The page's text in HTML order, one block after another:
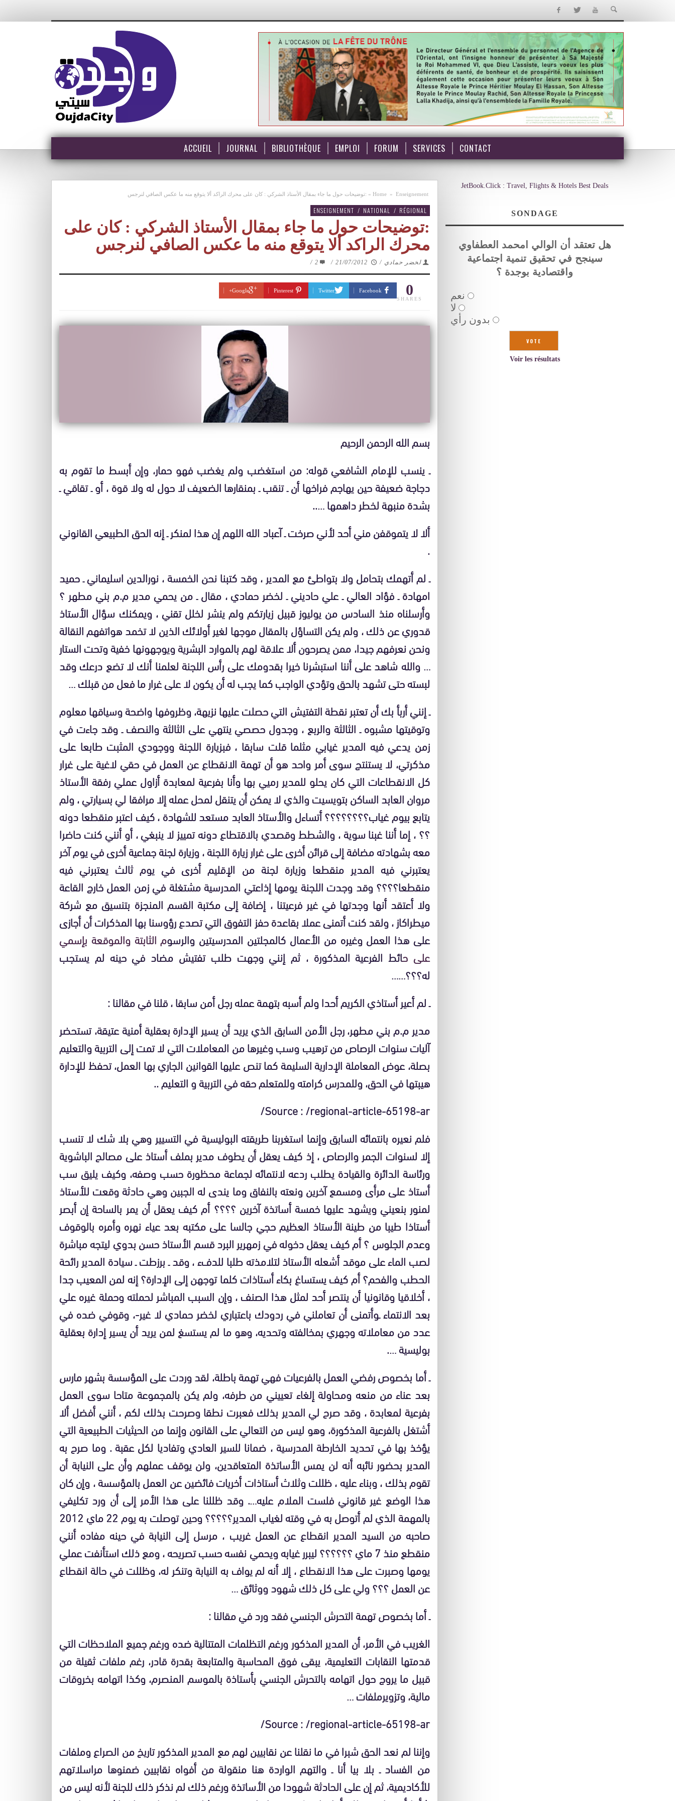
ACCUEIL JOURNAL BIBLIOTHÈQUE EMPLOI FORUM SERVICES CONTACT
Home » Enseignement
» :توضيحات حول ما جاء بمقال الأستاذ الشركي : كان على محرك الراكد ألا يتوقع منه ما عكس الصافي لنرجس
ENSEIGNEMENT / NATIONAL / RÉGIONAL
:توضيحات حول ما جاء بمقال الأستاذ الشركي : كان على
محرك الراكد ألا يتوقع منه ما عكس الصافي لنرجس
لخضر حمادي /
21/07/2012
/
2
/
0
SHARES
Facebook
Twitter
Pinterest
Google+
بسم الله الرحمن الرحيم
ـ ينسب للإمام الشافعي قوله: من استغضب ولم يغضب فهو حمار، وإن أبسط ما تقوم به
دجاجة ضعيفة حين يهاجم فراخها أن ـ تنقب ـ بمنقارها الضعيف لا حول له ولا قوة ، أو ـ تقاقي ـ
بشدة منبهة لخطر داهمها …..
ألا لا يتموقفن مني أحد لأني صرخت ـ آعباد الله اللهم إن هذا لمنكر ـ إنه الحق الطبيعي القانوني
.
ـ لم أتهمك بتحامل ولا بتواطئ مع المدير ، وقد كتبنا نحن الخمسة ، نورالدين اسليماني ـ حميد
امهادة ـ فؤاد العالي ـ علي حاديني ـ لخضر حمادي ، مقال ـ من يحمي مدير م.م بني مطهر ؟
وأرسلناه منذ السادس من يوليوز قبيل زيارتكم ولم ينشر لخلل تقني ، ويمكنك سؤال الأستاذ
قدوري عن ذلك ، ولم يكن التساؤل بالمقال موجها لغير أولائك الذين لا تخمد هواتفهم النقالة
ونحن نعرفهم جيدا، ممن يصرحون ألا علاقة لهم بالموارد البشرية ويوجهونها خفية وتحت الستار
… والله شاهد على أننا استبشرنا خيرا بقدومك على رأس اللجنة لعلمنا أنك لا تضع درعك وقد
لبسته حتى تشهد بالحق وتؤدي الواجب كما يجب له أن يكون لا على غرار ما فعل من قبلك …
ـ إنني أربأ بك أن تعتبر نقطة التفتيش التي حصلت عليها نزيهة، وظروفها واضحة وسياقها معلوم
وتوقيتها مشبوه ـ الثالثة والربع ، وجدول حصصي ينتهي على الثالثة والنصف ـ وقد جاءت في
زمن يدعي فيه المدير غيابي مثلما قلت سابقا ، فبزيارة اللجنة ووجودي المثبت طابعا على
مذكرتي، لا يستنتج سوى أمر واحد هو أن تهمة الانقطاع عن العمل في حقي لاغية على غرار
كل الانقطاعات التي كان يحلو للمدير رميي بها وأنا بفرعية لمعابدة أزاول عملي رفقة الأستاذ
مروان العابد الساكن بتويسيت والذي لا يمكن أن يتنقل لمحل عمله إلا مرافقا لي بسيارتي ، ولم
يتابع بيوم غياب؟؟؟؟؟؟؟؟ أتساءل والأستاذ العابد مستعد للشهادة ، كيف اعتبر منقطعا دونه
؟؟ ، إما أننا غبنا سوية ، والشطط وقصدي بالاقتطاع دونه تمييز لا ينبغي ، أو أنني كنت حاضرا
معه بشهادته مضافة إلى قرائن أخرى على غرار زيارة اللجنة ، وزيارة لجنة جماعية أخرى في يوم آخر
يعتبرني فيه المدير منقطعا وزيارة لجنة من الإقليم أخرى في يوم ثالث يعتبرني فيه
منقطعا؟؟؟؟ وقد وجدت اللجنة يومها إذاعتي المدرسية مشتغلة في زمن العمل خارج القاعة
ولا أعتقد أنها وجدتها في غير فرعيتنا ، إضافة إلى مكتبة القسم المنجزة بتنسيق مع شركة
ميطراكاز ، ولقد كنت أتمنى عملا بقاعدة حفز التفوق التي تصدع رؤوسنا بها المذكرات أن أجازى
على هذا العمل وغيره من الأعمال كالمجلتين المدرسيتين والرسوم الثابتة والموقعة بإسمي
على حائط الفرعية المذكورة ، ثم إنني وجهت طلب تفتيش مضاد في حينه لم يستجب
له؟؟؟……
ـ لم أعير أستاذي الكريم أحدا ولم أسبه بتهمة عمله رجل أمن سابقا ، قلنا في مقالنا :
مدير م.م بني مطهر، رجل الأمن السابق الذي يريد أن يسير الإدارة بعقلية أمنية عتيقة، تستحضر
آليات سنوات الرصاص من ترهيب وسب وغيرها من المعاملات التي لا تمت إلى التربية والتعليم
بصلة، عوض المعاملة الإدارية السليمة كما تنص عليها القوانين الجاري بها العمل، تحفظ للإدارة
هيبتها في الحق، وللمدرس كرامته وللمتعلم حقه في التربية و التعليم ..
Source : /regional-article-65198-ar/
فلم نعيره بانتمائه السابق وإنما استغربنا طريقته البوليسية في التسيير وهي بلا شك لا تنسب
إلا لسنوات الجمر والرصاص ، إذ كيف يعقل أن يطوف مدير بملف أستاذ على مصالح الباشوية
ورئاسة الدائرة والقيادة يطلب ردعه لانتمائه لجماعة محظورة حسب وصفه، وكيف يليق سب
أستاذ على مرأى ومسمع آخرين ونعته بالنفاق وما يندى له الجبين وهي حادثة وقعت للأستاذ
لمنور بنعيني ويشهد عليها خمسة أساتذة آخرين ؟؟؟؟ أم كيف يعقل أن يمر بالساحة إن أبصر
أستاذا طيبا من طينة الأستاذ العظيم حجي جالسا على مكتبه بعد عياء نهره وأمره بالوقوف
وعدم الجلوس ؟ أم كيف يعقل دخوله في زمهرير البرد قسم الأستاذ حسن بدوي ليتجه مباشرة
لصب الماء على موقد أشعله الأستاذ لتلامذته طلبا للدفء ، وقد ـ برزطت ـ سيادة المدير رائحة
الحطب والفحم؟ أم كيف يستساغ بكاء أستاذات كلما توجهن إلى الإدارة؟ إنه لمن المعيب جدا
، أخلاقيا وقانونيا أن ينتصر أحد لمثل هذا الصنف ، وإن السبب المباشر لحملته وحملة غيره علي
بعد الانتماء ـوأتمنى أن تعاملني في ردودك باعتباري لخضر حمادي لا غير-، وقوفي ضده في
عدد من معاملاته وجهري بمخالفته وتحديه، وهو ما لم يستسغ لمن يريد أن يسير إدارة بعقلية
بوليسية ….
ـ أما بخصوص رفضي العمل بالفرعيات فهي تهمة باطلة، لقد وردت على المؤسسة بشهر مارس
بعد عناء من منعه ومحاولة إلغاء تعييني من طرفه، ولم يكن بالمجموعة متاحا سوى العمل
بفرعية لمعابدة ، وقد صرح لي المدير بذلك فعبرت نطقا وصرحت بذلك لكم ، أنني أفضل ألا
أشتغل بالفرعية المذكورة، وهو ليس من التعالي على القانون وإنما من الحيثيات الطبيعية التي
يؤخذ بها في تحديد الخارطة المدرسية ، ضمانا للسير العادي وتفاديا لكل عقبة . وما صرح به
المدير بحضور نائبه أنه لن يمس الأساتذة المتعاقدين، ولن يوقف عملهم وأن على النيابة أن
تقوم بذلك ، وبناء عليه ، ظللت وثلاث أستاذات أخريات فائضين عن العمل بالمؤسسة ، وإن كان
هذا الوضع غير قانوني فلست الملام عليه…. وقد ظللنا على هذا الأمر إلى أن ورد تكليفي
بالمهمة الذي لم أتوصل به في وقته لغياب المدير؟؟؟؟؟ وحين توصلت به يوم 22 ماي 2012
صاحبه من السيد المدير انقطاع عن العمل غريب ، مرسل إلى النيابة في حينه مفاده أنني
منقطع منذ 7 ماي ؟؟؟؟؟؟ ليبرر غيابه ويحمي نفسه حسب تصريحه ، ومع ذلك استأنفت عملي
يومها وصبرت على هذا الانقطاع ، إلا أنه لم يواف به النيابة وتنكر له، وظللت في حالة انقطاع
عن العمل ؟؟؟ ولي على كل ذلك شهود ووثائق …
ـ أما بخصوص تهمة التحرش الجنسي فقد ورد في مقالنا :
الغريب في الأمر، أن المدير المذكور ورغم التظلمات المتتالية ضده ورغم جميع الملاحظات التي
قدمتها النقابات التعليمية، يبقى فوق المحاسبة والمتابعة بقدرة قادر، رغم ملفات ثقيلة من
قبيل ما يروج حول اتهامه بالتحرش الجنسي بأستاذة بالموسم المنصرم، وكذا اتهامه بخروقات
مالية، وتزويرملفات …
Source : /regional-article-65198-ar/
وإننا لم نعد الحق شبرا في ما نقلنا عن نقابيين لهم مع المدير المذكور تاريخ من الصراع وملفات
من الفساد ـ بلا بيا أنا ـ والتهم الواردة هنا منقولة من أفواه نقابيين ضمنوها مراسلاتهم
للأكاديمية، ثم إن على الحادثة شهودا من الأساتذة ورغم ذلك لم نذكر ذلك للجنة لأنه ليس من
JetBook.Click : Travel, Flights & Hotels Best Deals
SONDAGE
هل تعتقد أن الوالي امحمد العطفاوي
سينجح في تحقيق تنمية اجتماعية
واقتصادية بوجدة ؟
نعم
لا
بدون رأي
Voir les résultats